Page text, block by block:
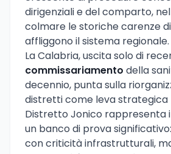
dirigenziali e del comparto,
colmare le storiche carenze
affliggono il sistema regionale.
La Calabria, uscita solo di
commissariamento della
decennio, punta sulla
distretti come leva strategica
Distretto Jonico rappresenta
un banco di prova
con criticità infrastrutturali,